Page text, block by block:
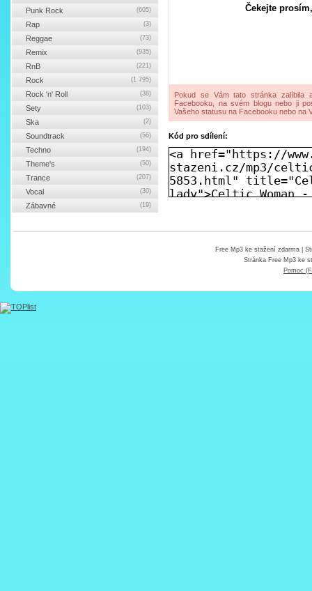
Čekejte
Pokud se Vám tato stránka zalíbila
Facebooku, na svém blogu nebo ji
Vašeho statusu na Facebooku nebo na
Kód pro sdílení:
Punk Rock (605)
Rap (3)
Reggae (73)
Remix (935)
RnB (221)
Rock (1 795)
Rock 'n' Roll (38)
Sety (103)
Ska (2)
Soundtrack (56)
Techno (194)
Theme's (50)
Trance (207)
Vocal (30)
Zábavné (19)
Free Mp3 ke stažení zdarma|
Stránka Free Mp3 ke
Pomoc